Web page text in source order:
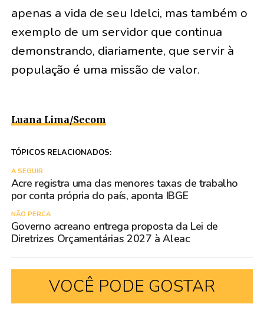
apenas a vida de seu Idelci, mas também o
exemplo de um servidor que continua
demonstrando, diariamente, que servir à
população é uma missão de valor.
Luana Lima/Secom
TÓPICOS RELACIONADOS:
A SEGUIR
Acre registra uma das menores taxas de trabalho
por conta própria do país, aponta IBGE
NÃO PERCA
Governo acreano entrega proposta da Lei de
Diretrizes Orçamentárias 2027 à Aleac
VOCÊ PODE GOSTAR